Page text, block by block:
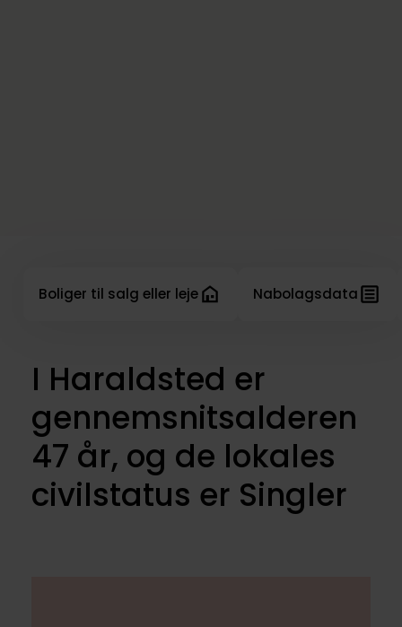
Boliger til salg eller leje Nabolagsdata
I Haraldsted er
gennemsnitsalderen
47 år, og de lokales
civilstatus er Singler